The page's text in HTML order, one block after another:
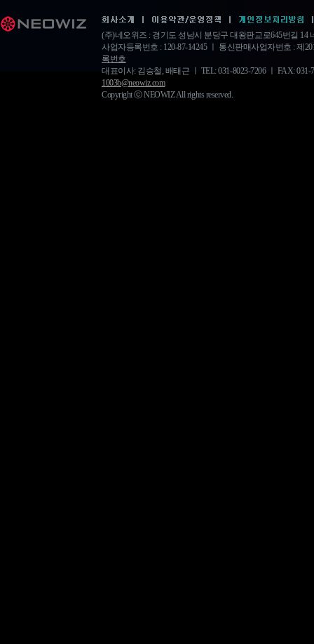
(주)네오위즈 : 경기도 성남시 분당구 대왕판교로645번길 14
사업자등록번호 : 120-87-14245 ㅣ 통신판매사업자번호 : 제
록번호
대표이사: 김승철, 배태근 ㅣ TEL: 031-8023-7206 ㅣ FAX: 031-
1003b@neowiz.com
Copyright ⓒ NEOWIZ All rights reserved.